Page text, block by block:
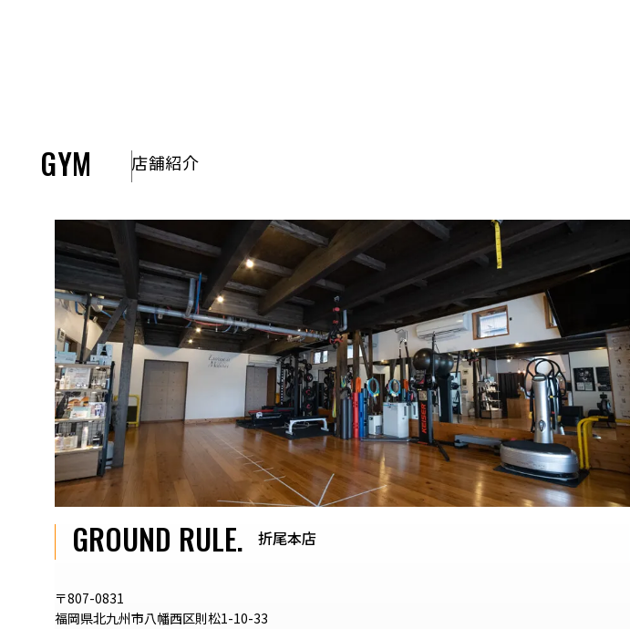
GYM 店舗紹介
GROUND RULE. 折尾本店
〒807-0831
福岡県北九州市八幡西区則松1-10-33